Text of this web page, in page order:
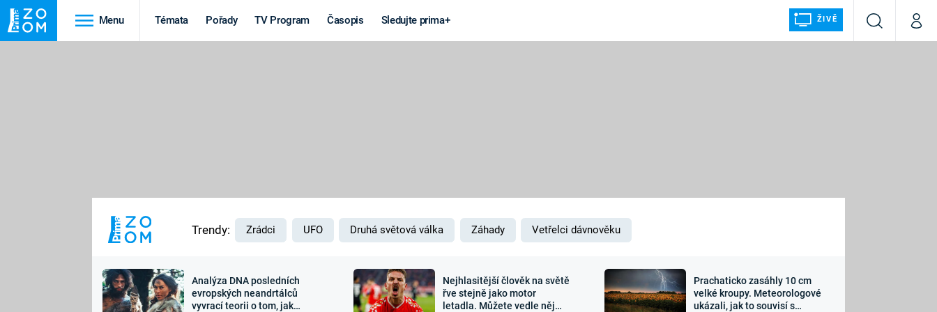
Menu Témata Pořady TV Program Časopis Sledujte prima+ ŽIVĚ
VyhledáváníMůj
MARS
Výročí
Záhady a
Zajímavosti Sledujte nás
Trendy: Zrádci UFO Druhá světová válka Záhady Vetřelci dávnověku
Analýza DNA posledních
evropských neandrtálců
vyvrací teorii o tom, jak
Nejhlasitější člověk na světě
řve stejně jako motor
letadla. Můžete vedle něj
Prachaticko zasáhly 10 cm
velké kroupy. Meteorologové
ukázali, jak to souvisí s